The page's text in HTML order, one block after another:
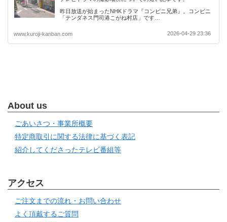
昨日放送が始まったNHKドラマ『コンビニ兄弟』。コンビニ
「テンダネス門司港こがね村店」です…
www.kuroji-kanban.com 2026-04-29 23:36
About us
ごあいさつ・事業所概要
特定商取引に関する法律に基づく表記
紹介してくださったテレビ番組等
アクセス
ご注文までの流れ・お問い合わせ
よく頂戴するご質問